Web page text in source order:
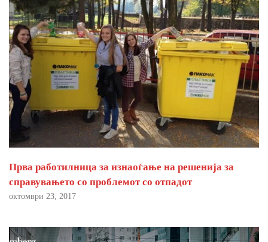
Прва работилница за изнаоѓање на решенија за
справувањето со проблемот со отпадот
октомври 23, 2017